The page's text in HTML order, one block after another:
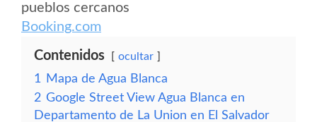
pueblos cercanos
Booking.com
Contenidos ocultar
1
Mapa de Agua Blanca
2 Google Street View Agua Blanca en
Departamento de La Union en El Salvador